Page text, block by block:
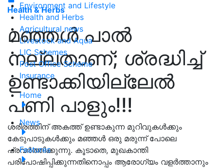
Environment and Lifestyle
Health and Herbs
Agricultural news
Livestock and Aqua
LIC Schemes
Post Office Scheme
Insurance
Home
News
Features
Health & Herbs
മഞ്ഞൾ പാൽ
നല്ലതാണ്; ശ്രദ്ധിച്ച്
ഉണ്ടാക്കിയില്ലേൽ
പണി പാളും!!!
ശരീരത്തിന് അകത്ത് ഉണ്ടാകുന്ന മുറിവുകൾക്കും
കേടുപാടുകൾക്കും മഞ്ഞൾ ഒരു മരുന്ന് പോലെ
പ്രവർത്തിക്കുന്നു. കൂടാതെ, മുഖകാന്തി
പരിപോഷിപ്പിക്കുന്നതിനൊപ്പം ആരോഗ്യം വളർത്താനും